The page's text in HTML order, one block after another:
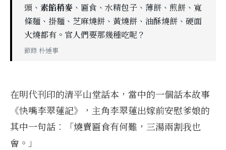
頭、 素餡稍麥 、匾食、水精包子、薄餅、煎餅、寬
條麵、掛麵、芝麻燒餅、黃燒餅、油酥燒餅、硬面
火燒都有。官人們要那幾種吃呢？
節錄 朴通事
在明代刊印的清平山堂話本，當中的一個話本故事
《快嘴李翠蓮記》，主角李翠蓮出嫁前安慰爹娘的
其中一句話︰「燒賣匾食有何難，三湯兩割我也
會。」